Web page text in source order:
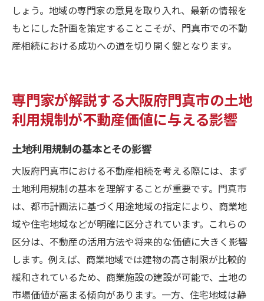
しょう。地域の専門家の意見を取り入れ、最新の情報を
もとにした計画を策定することこそが、門真市での不動
産相続における成功への道を切り開く鍵となります。
専門家が解説する大阪府門真市の土地
利用規制が不動産価値に与える影響
土地利用規制の基本とその影響
大阪府門真市における不動産相続を考える際には、まず
土地利用規制の基本を理解することが重要です。門真市
は、都市計画法に基づく用途地域の指定により、商業地
域や住宅地域などが明確に区分されています。これらの
区分は、不動産の活用方法や将来的な価値に大きく影響
します。例えば、商業地域では建物の高さ制限が比較的
緩和されているため、商業施設の建設が可能で、土地の
市場価値が高まる傾向があります。一方、住宅地域は静